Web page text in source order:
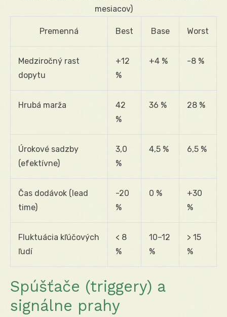
mesiacov)
Premenná Best Base Worst
Medziročný rast
dopytu
+12
%
+4 % -8 %
Hrubá marža
42
%
36 % 28 %
Úrokové sadzby
(efektívne)
3,0
%
4,5 % 6,5 %
Čas dodávok (lead
time)
-20
%
0 %
+30
%
Fluktuácia kľúčových
ľudí
< 8
%
10–12
%
> 15
%
Spúšťače (triggery) a
signálne prahy